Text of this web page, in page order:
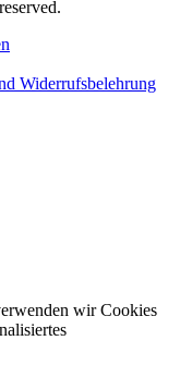
Widerrufsbelehrung
wir Cookies